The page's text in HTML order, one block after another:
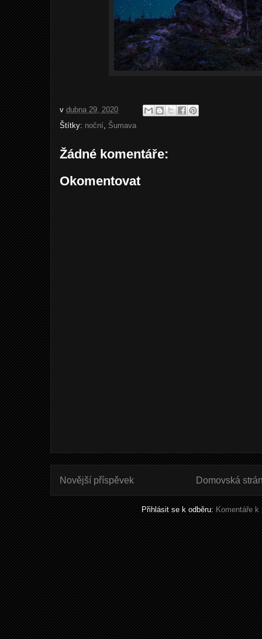
v dubna 29, 2020
Štítky: noční, Šumava
Žádné komentáře:
Okomentovat
Novější příspěvek Domovská
Přihlásit se k odběru:Komentáře